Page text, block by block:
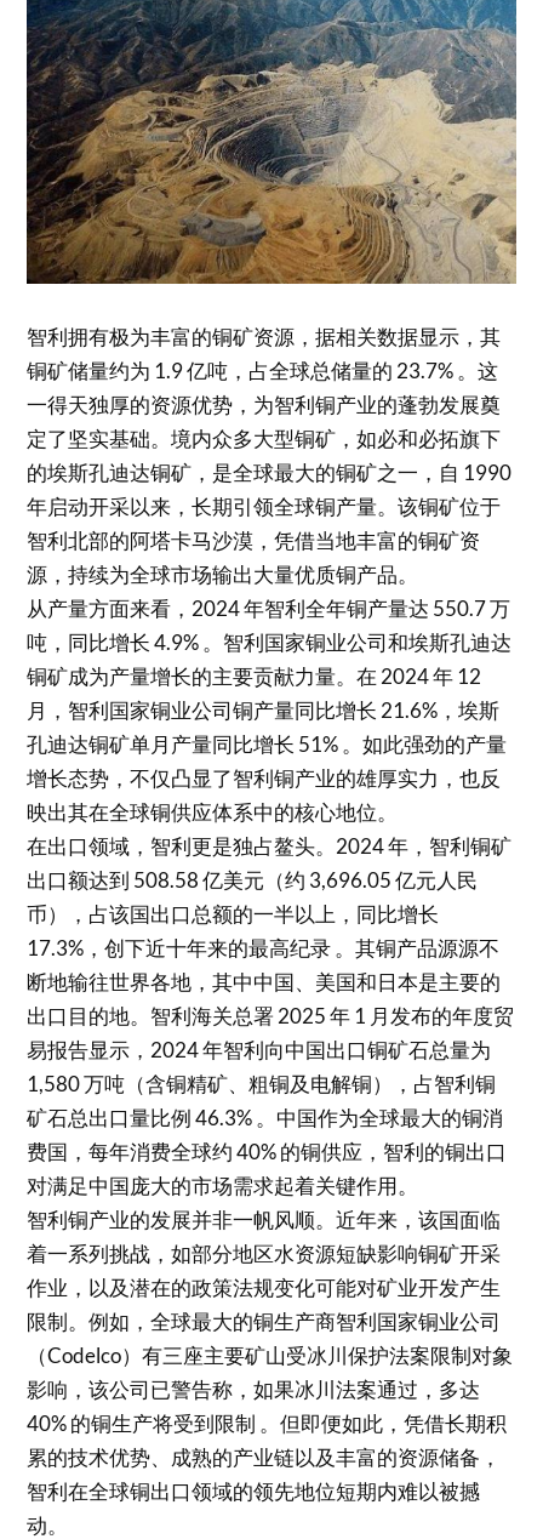
智利拥有极为丰富的铜矿资源，据相关数据显示，其
铜矿储量约为 1.9 亿吨，占全球总储量的 23.7% 。这
一得天独厚的资源优势，为智利铜产业的蓬勃发展奠
定了坚实基础。境内众多大型铜矿，如必和必拓旗下
的埃斯孔迪达铜矿，是全球最大的铜矿之一，自 1990
年启动开采以来，长期引领全球铜产量。该铜矿位于
智利北部的阿塔卡马沙漠，凭借当地丰富的铜矿资
源，持续为全球市场输出大量优质铜产品。​
从产量方面来看，2024 年智利全年铜产量达 550.7 万
吨，同比增长 4.9% 。智利国家铜业公司和埃斯孔迪达
铜矿成为产量增长的主要贡献力量。在 2024 年 12
月，智利国家铜业公司铜产量同比增长 21.6%，埃斯
孔迪达铜矿单月产量同比增长 51% 。如此强劲的产量
增长态势，不仅凸显了智利铜产业的雄厚实力，也反
映出其在全球铜供应体系中的核心地位。​
在出口领域，智利更是独占鳌头。2024 年，智利铜矿
出口额达到 508.58 亿美元（约 3,696.05 亿元人民
币），占该国出口总额的一半以上，同比增长
17.3%，创下近十年来的最高纪录 。其铜产品源源不
断地输往世界各地，其中中国、美国和日本是主要的
出口目的地。智利海关总署 2025 年 1 月发布的年度贸
易报告显示，2024 年智利向中国出口铜矿石总量为
1,580 万吨（含铜精矿、粗铜及电解铜），占智利铜
矿石总出口量比例 46.3% 。中国作为全球最大的铜消
费国，每年消费全球约 40% 的铜供应，智利的铜出口
对满足中国庞大的市场需求起着关键作用。​
智利铜产业的发展并非一帆风顺。近年来，该国面临
着一系列挑战，如部分地区水资源短缺影响铜矿开采
作业，以及潜在的政策法规变化可能对矿业开发产生
限制。例如，全球最大的铜生产商智利国家铜业公司
（Codelco）有三座主要矿山受冰川保护法案限制对象
影响，该公司已警告称，如果冰川法案通过，多达
40% 的铜生产将受到限制 。但即便如此，凭借长期积
累的技术优势、成熟的产业链以及丰富的资源储备，
智利在全球铜出口领域的领先地位短期内难以被撼
动。​